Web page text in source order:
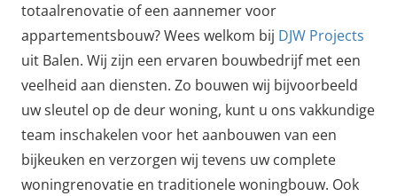
totaalrenovatie of een aannemer voor
appartementsbouw? Wees welkom bij DJW Projects
uit Balen. Wij zijn een ervaren bouwbedrijf met een
veelheid aan diensten. Zo bouwen wij bijvoorbeeld
uw sleutel op de deur woning, kunt u ons vakkundige
team inschakelen voor het aanbouwen van een
bijkeuken en verzorgen wij tevens uw complete
woningrenovatie en traditionele woningbouw. Ook